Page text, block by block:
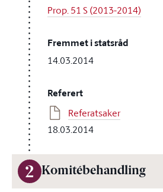
Prop. 51 S (2013-2014)
Fremmet i statsråd
14.03.2014
Referert
Referatsaker
18.03.2014
2 Komitébehandling